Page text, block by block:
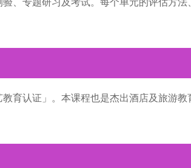
育认证」。本课程也是杰出酒店及旅游教